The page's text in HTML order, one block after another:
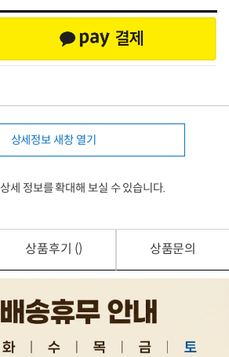
상세정보 새창 열기
상세 정보를 확대해 보실 수 있습니다.
상품후기 () 상품문의